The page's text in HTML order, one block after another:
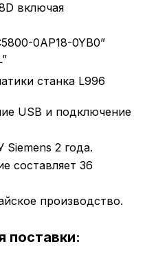
включая
0AP18-0YB0”
станка L996
USB и подключение
2 года.
составляет 36
производство.
поставки: